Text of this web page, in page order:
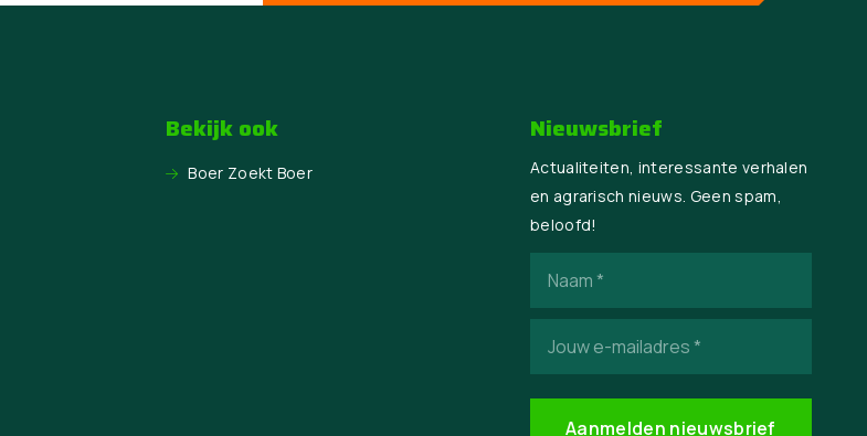
Bekijk ook
Boer Zoekt Boer
Nieuwsbrief
Actualiteiten, interessante verhalen
en agrarisch nieuws. Geen spam,
beloofd!
mailadres